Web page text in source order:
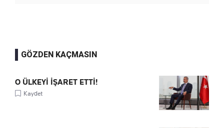
GÖZDEN KAÇMASIN
O ÜLKEYİ İŞARET ETTİ!
Kaydet